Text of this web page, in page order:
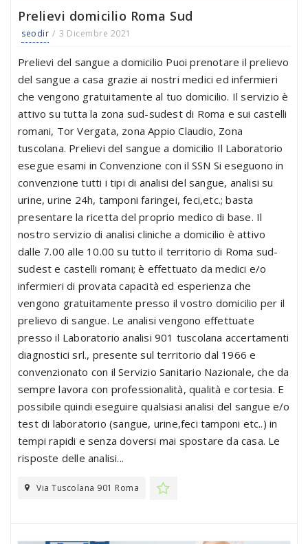
Prelievi domicilio Roma Sud
seodir 3 Dicembre 2021
Prelievi del sangue a domicilio Puoi prenotare il prelievo
del sangue a casa grazie ai nostri medici ed infermieri
che vengono gratuitamente al tuo domicilio. Il servizio è
attivo su tutta la zona sud-sudest di Roma e sui castelli
romani, Tor Vergata, zona Appio Claudio, Zona
tuscolana. Prelievi del sangue a domicilio Il Laboratorio
esegue esami in Convenzione con il SSN Si eseguono in
convenzione tutti i tipi di analisi del sangue, analisi su
urine, urine 24h, tamponi faringei, feci,etc.; basta
presentare la ricetta del proprio medico di base. Il
nostro servizio di analisi cliniche a domicilio è attivo
dalle 7.00 alle 10.00 su tutto il territorio di Roma sud-
sudest e castelli romani; è effettuato da medici e/o
infermieri di provata capacità ed esperienza che
vengono gratuitamente presso il vostro domicilio per il
prelievo di sangue. Le analisi vengono effettuate
presso il Laboratorio analisi 901 tuscolana accertamenti
diagnostici srl., presente sul territorio dal 1966 e
convenzionato con il Servizio Sanitario Nazionale, che da
sempre lavora con professionalità, qualità e cortesia. E
possibile quindi eseguire qualsiasi analisi del sangue e/o
test di laboratorio (sangue, urine,feci tamponi etc..) in
tempi rapidi e senza doversi mai spostare da casa. Le
risposte delle analisi...
Via Tuscolana 901 Roma